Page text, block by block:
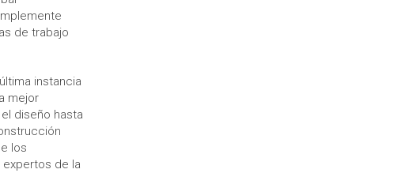
de trabajo
instancia
mejor
diseño hasta
los
expertos de la